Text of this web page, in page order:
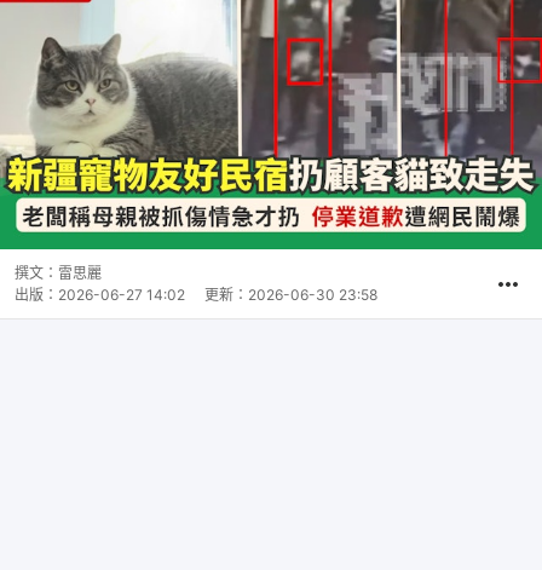
撰文： 雷思麗
出版： 2026-06-27 14:02 更新： 2026-06-30 23:58